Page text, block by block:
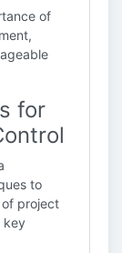
of
for
to
project
key